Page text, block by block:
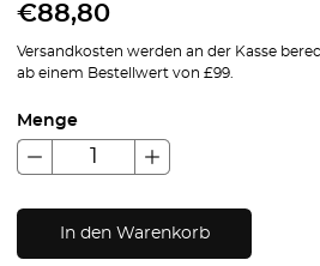
€88,80
Versandkosten werden an der Kasse
ab einem Bestellwert von £99.
Menge
In den Warenkorb